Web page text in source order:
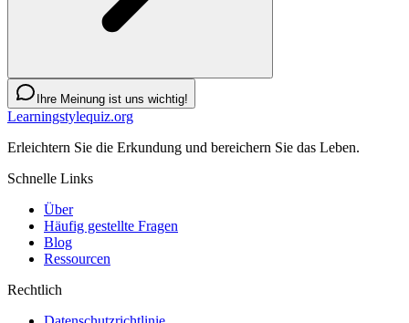
Ihre Meinung ist uns wichtig!
Learningstylequiz.org
Erleichtern Sie die Erkundung und bereichern Sie das Leben.
Schnelle Links
Über
Häufig gestellte Fragen
Blog
Ressourcen
Rechtlich